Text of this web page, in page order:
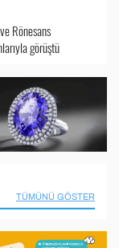
Rönesans
görüştü
TÜMÜNÜ GÖSTER